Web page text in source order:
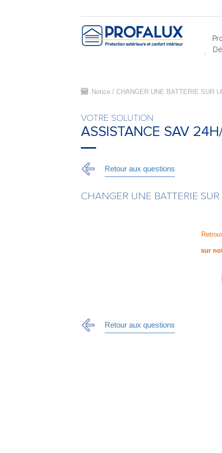
Notice/ CHANGER UNE BATTERIE SUR
VOTRE SOLUTION
ASSISTANCE SAV
Retour aux questions
CHANGER UNE BATTERIE
sur
Retour aux questions